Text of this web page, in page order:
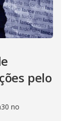
pelo
no